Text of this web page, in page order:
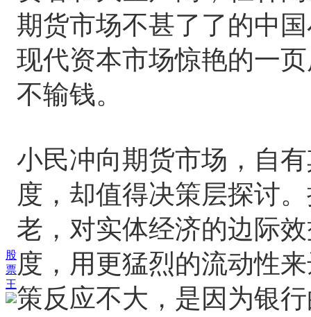
股
票
王
期货市场不甚了了的中
现代资本市场惊艳的一
不输钱。
小民冲向期货市场，自
度，却值得决策层探讨
老，对实体经济的边际
度，用更猛烈的流动性
策反应不大，是因为银